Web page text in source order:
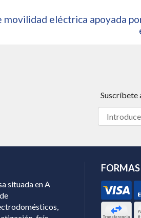
eléctrica apoyada
Suscríbete
situada en A